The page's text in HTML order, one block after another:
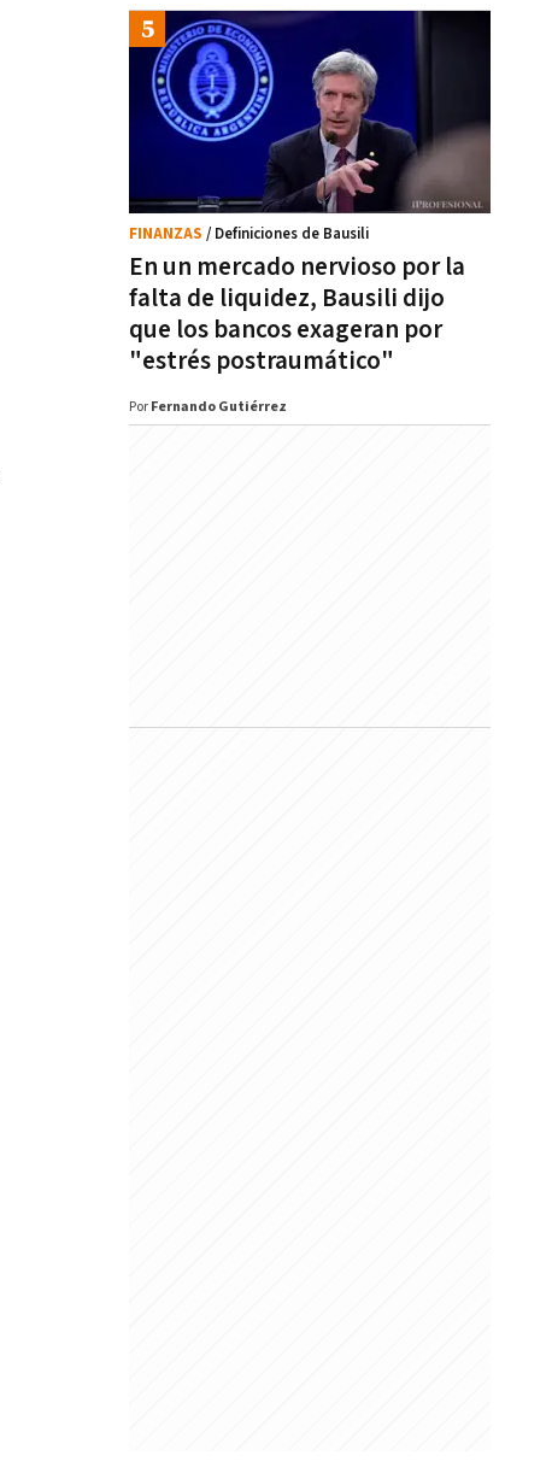
En un mercado nervioso por la
falta de liquidez, Bausili dijo
que los bancos exageran por
"estrés postraumático"
FINANZAS / Definiciones de Bausili
Por Fernando Gutiérrez